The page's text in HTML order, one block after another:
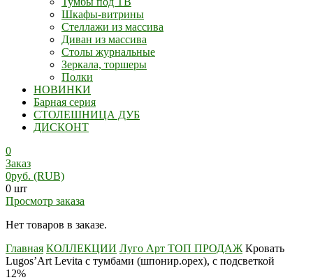
Шкафы-витрины
Стеллажи из массива
Диван из массива
Столы журнальные
Зеркала, торшеры
Полки
НОВИНКИ
Барная серия
СТОЛЕШНИЦА ДУБ
ДИСКОНТ
0
Заказ
0руб. (RUB)
0 шт
Просмотр заказа
Нет товаров в заказе.
Главная КОЛЛЕКЦИИ Луго Арт ТОП ПРОДАЖ Кровать
Lugos’Art Levita с тумбами (шпонир.орех), с подсветкой
12%